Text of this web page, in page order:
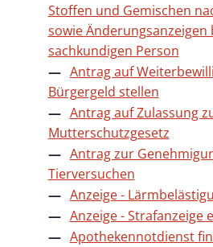
Stoffen und Gemischen
sowie Änderungsanzeigen
sachkundigen Person
Antrag auf
Bürgergeld stellen
Antrag auf Zulassung
Mutterschutzgesetz
Antrag zur
Tierversuchen
Anzeige -
Anzeige - Strafanzeige
Apothekennotdienst